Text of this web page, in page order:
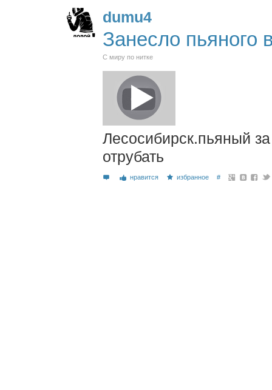
dumu4
Занесло пьяного
С миру по нитке
Лесосибирск.пьяный
отрубать
нравится избранное #